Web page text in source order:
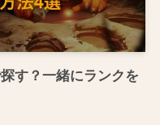
す？一緒にランクを